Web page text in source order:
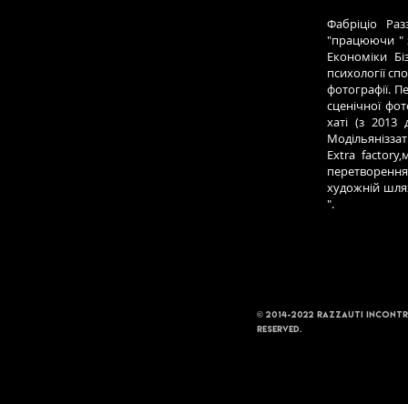
Фабріціо
"працюючи "
Економіки
психології
фотографії.
сценічної
хаті (з 2013
Extra
художній
".
© 2014-2022 Razzauti
reserved.